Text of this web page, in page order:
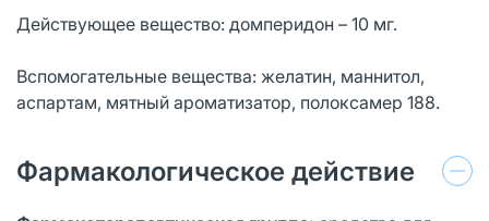
Действующее вещество: домперидон – 10 мг.
Вспомогательные вещества: желатин, маннитол,
аспартам, мятный ароматизатор, полоксамер 188.
Фармакологическое действие